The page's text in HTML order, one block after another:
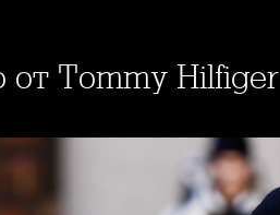
от Tommy Hilfiger